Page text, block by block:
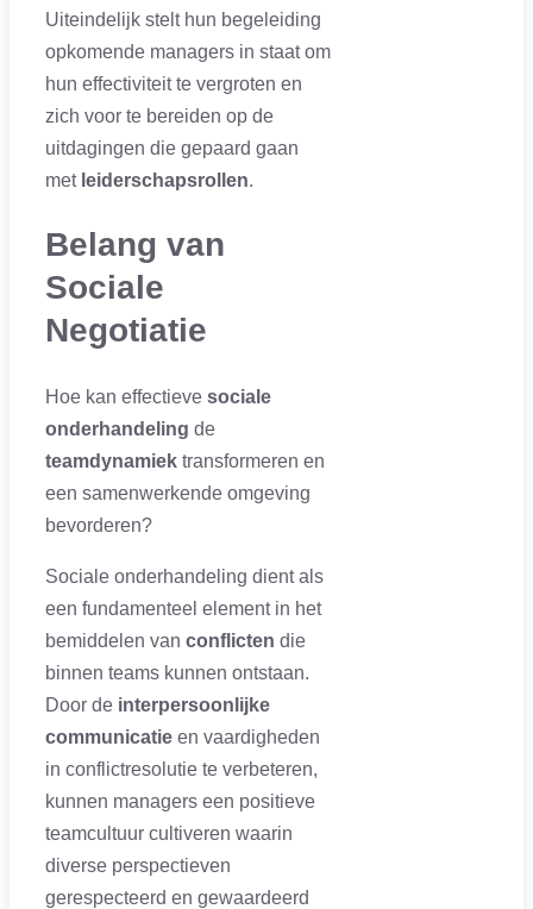
Uiteindelijk stelt hun begeleiding
opkomende managers in staat om
hun effectiviteit te vergroten en
zich voor te bereiden op de
uitdagingen die gepaard gaan
met leiderschapsrollen.
Belang van
Sociale
Negotiatie
Hoe kan effectieve sociale
onderhandeling de
teamdynamiek transformeren en
een samenwerkende omgeving
bevorderen?
Sociale onderhandeling dient als
een fundamenteel element in het
bemiddelen van conflicten die
binnen teams kunnen ontstaan.
Door de interpersoonlijke
communicatie en vaardigheden
in conflictresolutie te verbeteren,
kunnen managers een positieve
teamcultuur cultiveren waarin
diverse perspectieven
gerespecteerd en gewaardeerd